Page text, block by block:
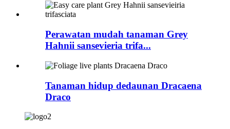
Perawatan mudah tanaman Grey
Hahnii sansevieria trifa...
Tanaman hidup dedaunan Dracaena
Draco